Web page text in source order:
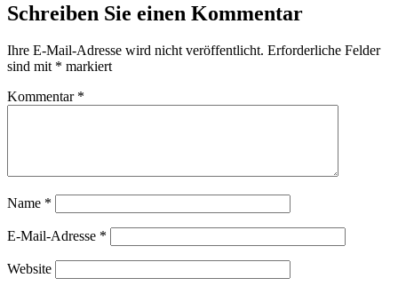
Schreiben Sie einen Kommentar
Ihre E-Mail-Adresse wird nicht veröffentlicht. Erforderliche Felder
sind mit * markiert
Kommentar *
Name *
E-Mail-Adresse *
Website